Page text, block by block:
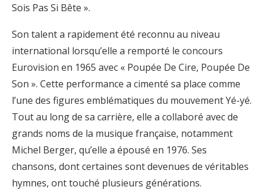
Sois Pas Si Bête ».
Son talent a rapidement été reconnu au niveau
international lorsqu’elle a remporté le concours
Eurovision en 1965 avec « Poupée De Cire, Poupée De
Son ». Cette performance a cimenté sa place comme
l’une des figures emblématiques du mouvement Yé-yé.
Tout au long de sa carrière, elle a collaboré avec de
grands noms de la musique française, notamment
Michel Berger, qu’elle a épousé en 1976. Ses
chansons, dont certaines sont devenues de véritables
hymnes, ont touché plusieurs générations.